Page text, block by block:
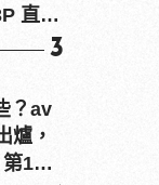
直接
3
？av
爐，
1名